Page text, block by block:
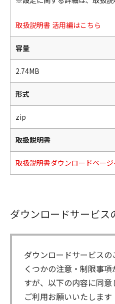
取扱説明書 活用編はこちら
容量
2.74MB
形式
zip
取扱説明書
取扱説明書ダウンロードペー
ダウンロードサービス
ダウンロードサービス
くつかの注意・制限事
すが、以下の内容に同
ご利用お願いいたします